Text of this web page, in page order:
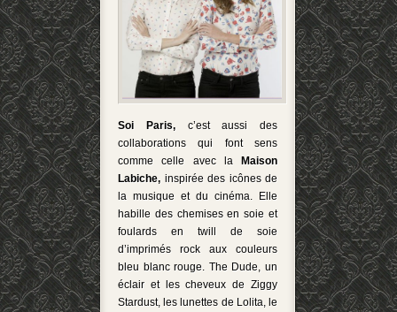
Soi Paris,c’est aussi des
collaborations qui font sens
comme celle avec la Maison
Labiche, inspirée des icônes de
la musique et du cinéma. Elle
habille des chemises en soie et
foulards en twill de soie
d’imprimés rock aux couleurs
bleu blanc rouge. The Dude, un
éclair et les cheveux de Ziggy
Stardust, les lunettes de Lolita, le